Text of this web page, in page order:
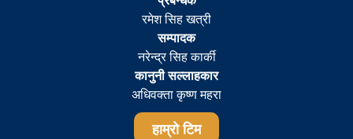
रमेश सिह खत्री
सम्पादक
नरेन्द्र सिह कार्की
कानुनी सल्लाहकार
अधिवक्ता कृष्ण महरा
हाम्रो टिम